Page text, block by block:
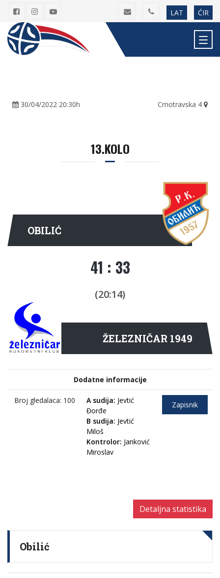
LAT ĆIR
30/04/2022 20:30h Crnotravska 4
13.KOLO
OBILIĆ
41 : 33
(20:14)
ŽELEZNIČAR 1949
Dodatne informacije
Broj gledalaca: 100 A sudija: Jevtić
Đorđe
B sudija: Jevtić
Miloš
Kontrolor: Janković
Miroslav
Zapisnik
Detaljna statistika
Obilić